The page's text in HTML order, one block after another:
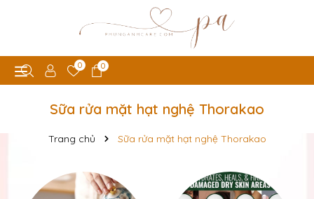
0 0
Sữa rửa mặt hạt nghệ Thorakao
Trang chủ Sữa rửa mặt hạt nghệ Thorakao